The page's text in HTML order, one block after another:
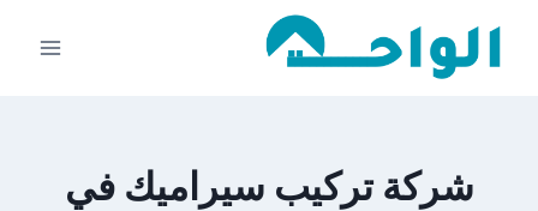
شركة تركيب سيراميك في